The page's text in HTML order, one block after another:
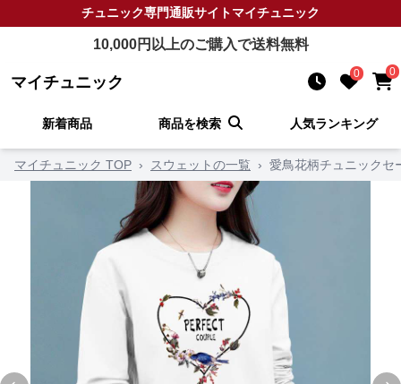
チュニック専門通販サイトマイチュニック
10,000円以上のご購入で送料無料
マイチュニック 0 0
新着商品 商品を検索 人気ランキング
マイチュニック TOP › スウェットの一覧 › 愛鳥花柄チュニックセ